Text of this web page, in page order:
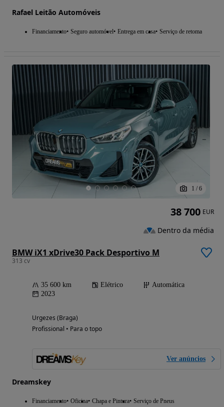
Rafael Leitão Automóveis
Financiamento Seguro automóvel Entrega em casa Serviço de retoma
1 / 6
BMW iX1 xDrive30 Pack Desportivo M
313 cv
35 600 km Elétrico
Automática
2023
Urgezes (Braga)
Profissional • Para o topo
Ver anúncios
Dreamskey
Financiamento Oficina Chapa e Pintura Serviço de Pneus
38 700 EUR
Dentro da média